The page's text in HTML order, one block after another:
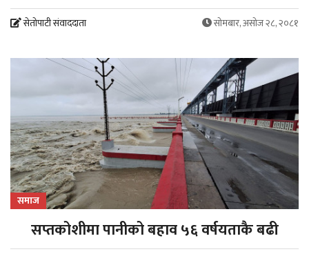
सेतोपाटी संवाददाता सोमबार, असोज २८, २०८१
समाज
सप्तकोशीमा पानीको बहाव ५६ वर्षयताकै बढी